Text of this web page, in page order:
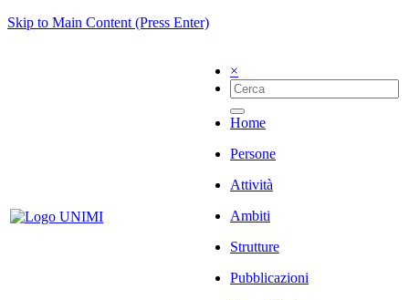
Skip to Main Content (Press Enter)
×
Home
Persone
Attività
Ambiti
Strutture
Pubblicazioni